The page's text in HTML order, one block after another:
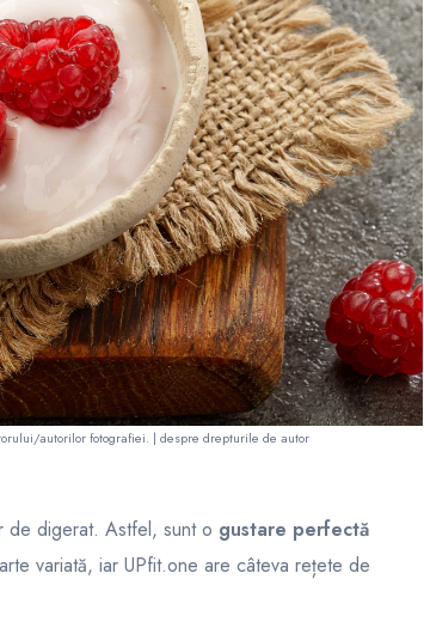
autorilor fotografiei. | despre drepturile de autor
de digerat. Astfel, sunt o gustare perfectă
variată, iar UPfit.one are câteva rețete de